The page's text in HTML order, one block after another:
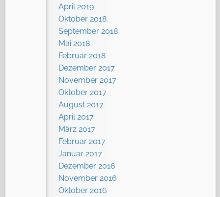
April 2019
Oktober 2018
September 2018
Mai 2018
Februar 2018
Dezember 2017
November 2017
Oktober 2017
August 2017
April 2017
März 2017
Februar 2017
Januar 2017
Dezember 2016
November 2016
Oktober 2016